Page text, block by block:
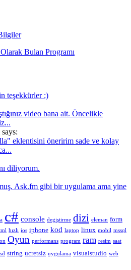
Bulan Programı
teşekkürler :)
video bana ait. Öncelikle
eklentisini öneririm sade ve kolay
diliyorum.
Ask.fm gibi bir uygulama ama yine
c# console degiştirme dizi eleman form
hızlı ios iphone kod laptop linux mobil mssql
Oyun performans program ram resim saat
string ucretsiz uygulama visualstudio web